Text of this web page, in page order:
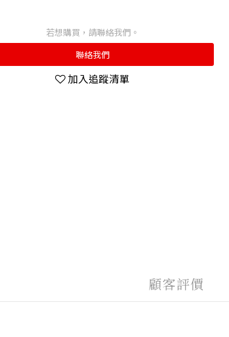
若想購買，請聯絡我們。
聯絡我們
加入追蹤清單
顧客評價